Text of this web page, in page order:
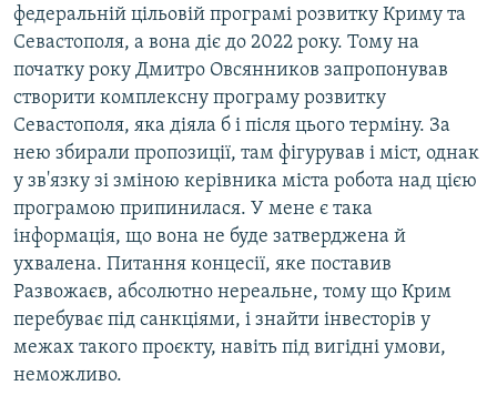
федеральній цільовій програмі розвитку Криму та
Севастополя, а вона діє до 2022 року. Тому на
початку року Дмитро Овсянников запропонував
створити комплексну програму розвитку
Севастополя, яка діяла б і після цього терміну. За
нею збирали пропозиції, там фігурував і міст, однак
у зв'язку зі зміною керівника міста робота над цією
програмою припинилася. У мене є така
інформація, що вона не буде затверджена й
ухвалена. Питання концесії, яке поставив
Развожаєв, абсолютно нереальне, тому що Крим
перебуває під санкціями, і знайти інвесторів у
межах такого проєкту, навіть під вигідні умови,
неможливо.